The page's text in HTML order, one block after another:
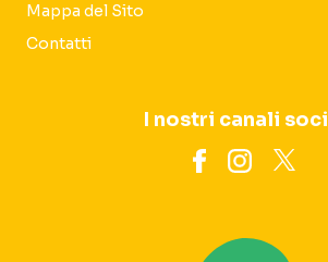
Mappa del Sito
Contatti
I nostri canali